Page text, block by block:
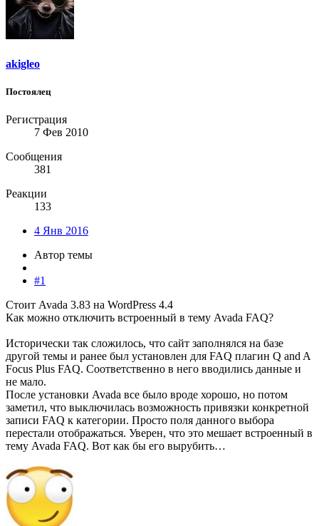
akigleo
Постоялец
Регистрация
7 Фев 2010
Сообщения
381
Реакции
133
4 Янв 2016
Автор темы
#1
Стоит Avada 3.83 на WordPress 4.4
Как можно отключить встроенный в тему Avada FAQ?
Исторически так сложилось, что сайт заполнялся на базе
другой темы и ранее был установлен для FAQ плагин Q and A
Focus Plus FAQ. Соответственно в него вводились данные и
не мало.
После установки Avada все было вроде хорошо, но потом
заметил, что выключилась возможность привязки конкретной
записи FAQ к категории. Просто поля данного выбора
перестали отображаться. Уверен, что это мешает встроенный в
тему Avada FAQ. Вот как бы его вырубить…